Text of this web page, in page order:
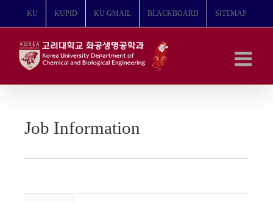
뛰
KU KUPID KU GMAIL BLACKBOARD SITEMAP
Job Information